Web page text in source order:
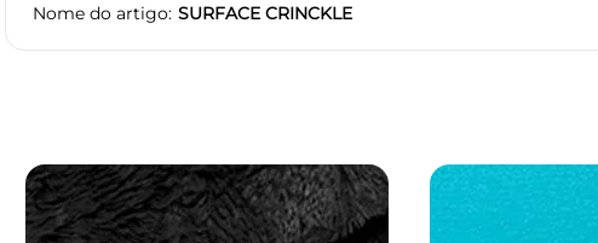
Nome do artigo SURFACE CRINCKLE